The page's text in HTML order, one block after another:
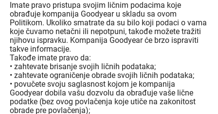
Imate pravo pristupa svojim ličnim podacima koje
obrađuje kompanija Goodyear u skladu sa ovom
Politikom. Ukoliko smatrate da su bilo koji podaci o vama
koje čuvamo netačni ili nepotpuni, takođe možete tražiti
njihovu ispravku. Kompanija Goodyear će brzo ispraviti
takve informacije.
Takođe imate pravo da:
• zahtevate brisanje svojih ličnih podataka;
• zahtevate ograničenje obrade svojih ličnih podataka;
• povučete svoju saglasnost kojom je kompanija
Goodyear dobila vašu dozvolu da obrađuje vaše lične
podatke (bez ovog povlačenja koje utiče na zakonitost
obrade pre povlačenja);